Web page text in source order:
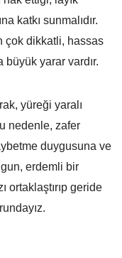
katkı sunmalıdır.
çok dikkatli, hassas
yarar vardır.
yüreği yaralı
nedenle, zafer
duygusuna ve
erdemli bir
ortaklaştırıp geride